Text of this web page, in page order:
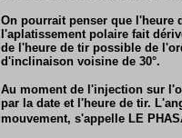
On pourrait penser que l'heure
l'aplatissement polaire fait
de l'heure de tir possible de
d'inclinaison voisine de 30°.
Au moment de l'injection sur
par la date et l'heure de tir.
mouvement, s'appelle LE